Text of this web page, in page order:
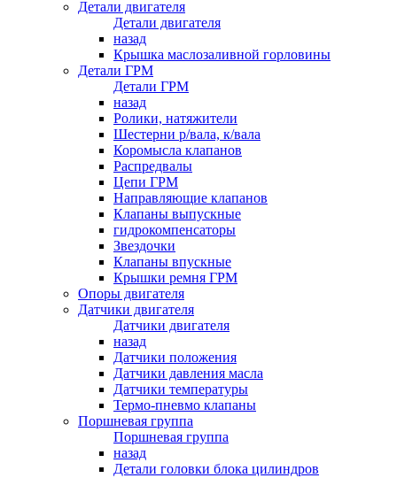
Детали двигателя
Детали двигателя
назад
Крышка маслозаливной горловины
Детали ГРМ
Детали ГРМ
назад
Ролики, натяжители
Шестерни р/вала, к/вала
Коромысла клапанов
Распредвалы
Цепи ГРМ
Направляющие клапанов
Клапаны выпускные
гидрокомпенсаторы
Звездочки
Клапаны впускные
Крышки ремня ГРМ
Опоры двигателя
Датчики двигателя
Датчики двигателя
назад
Датчики положения
Датчики давления масла
Датчики температуры
Термо-пневмо клапаны
Поршневая группа
Поршневая группа
назад
Детали головки блока цилиндров